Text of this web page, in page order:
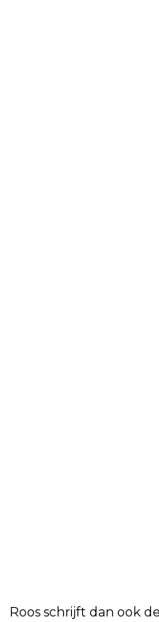
Roos schrijft dan ook